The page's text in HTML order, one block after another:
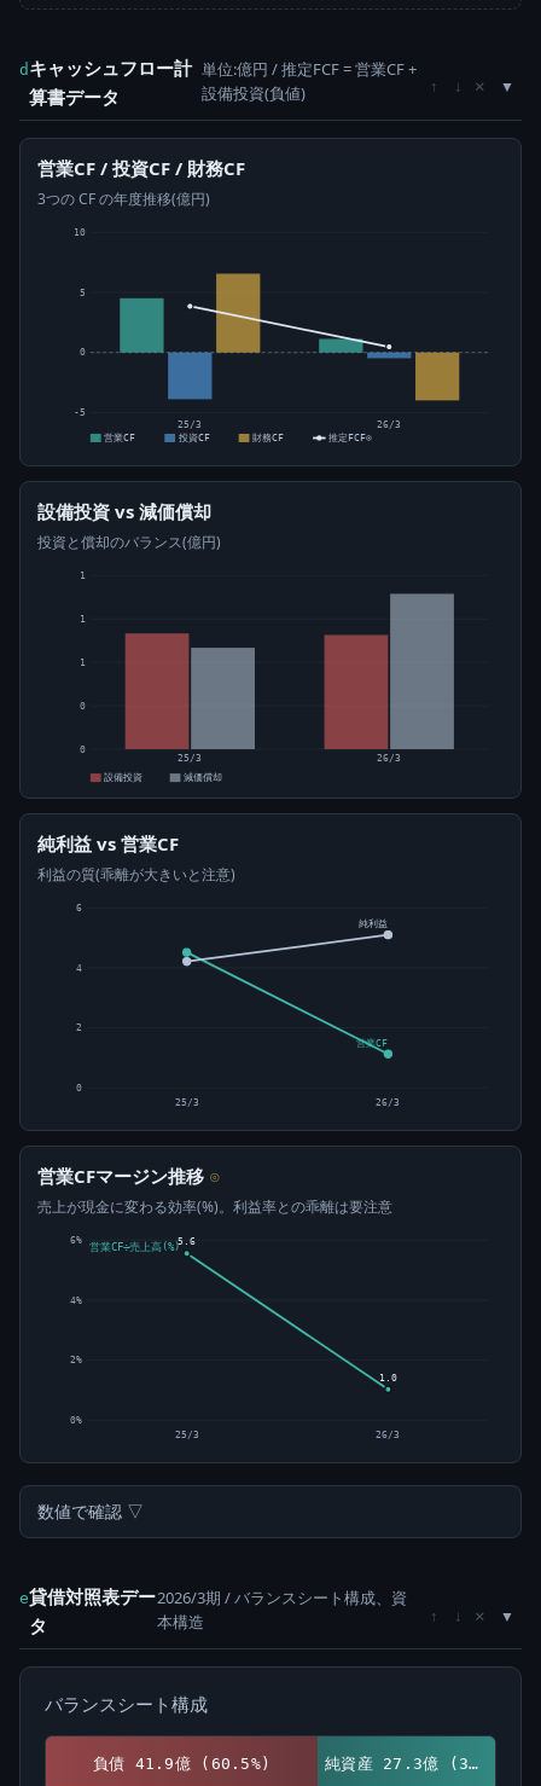
d キャッシュフロー計
算書データ
単位:億円 / 推定FCF = 営業CF +
設備投資(負値)
↑ ↓ ×
営業CF / 投資CF / 財務CF
3つの CF の年度推移(億円)
-5
0
5
10
25/3
26/3
営業CF
投資CF 財務CF 推定FCF⊙
設備投資 vs 減価償却
投資と償却のバランス(億円)
0
0
1
1
1
25/3
26/3
設備投資
減価償却
純利益 vs 営業CF
利益の質(乖離が大きいと注意)
0
2
4
6
営業CF
純利益
25/3 26/3
営業CFマージン推移 ⊙
売上が現金に変わる効率(%)。利益率との乖離は要注意
0%
2%
4%
6% 5.6
25/3
1.0
26/3
営業CF÷売上高(%)
数値で確認 ▽
e貸借対照表デー
タ
2026/3期 / バランスシート構成、資
本構造
↑ ↓ ×
バランスシート構成
負債 41.9億 (60.5%) 純資産 27.3億 (39.5%)